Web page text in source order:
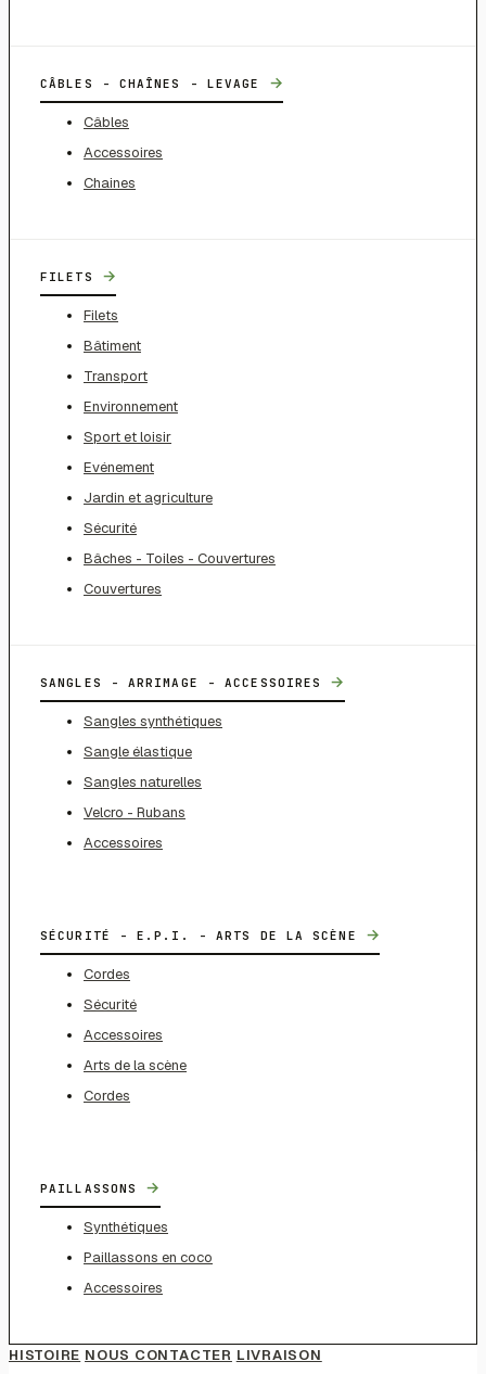
CÂBLES - CHAÎNES - LEVAGE →
Câbles
Accessoires
Chaines
FILETS →
Filets
Bâtiment
Transport
Environnement
Sport et loisir
Evénement
Jardin et agriculture
Sécurité
Bâches - Toiles - Couvertures
Couvertures
SANGLES - ARRIMAGE - ACCESSOIRES →
Sangles synthétiques
Sangle élastique
Sangles naturelles
Velcro - Rubans
Accessoires
SÉCURITÉ - E.P.I. - ARTS DE LA SCÈNE →
Cordes
Sécurité
Accessoires
Arts de la scène
Cordes
PAILLASSONS →
Synthétiques
Paillassons en coco
Accessoires
HISTOIRE NOUS CONTACTER LIVRAISON